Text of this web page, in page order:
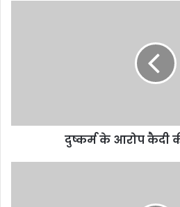
दुष्कर्म के आरोप कैदी